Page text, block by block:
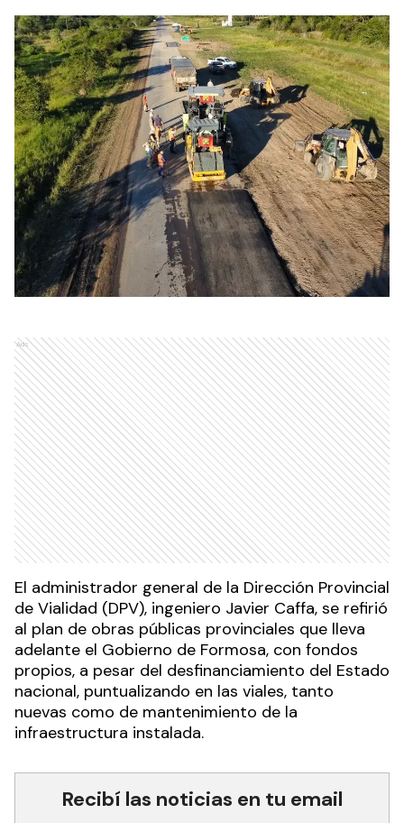
Ads
El administrador general de la Dirección Provincial
de Vialidad (DPV), ingeniero Javier Caffa, se refirió
al plan de obras públicas provinciales que lleva
adelante el Gobierno de Formosa, con fondos
propios, a pesar del desfinanciamiento del Estado
nacional, puntualizando en las viales, tanto
nuevas como de mantenimiento de la
infraestructura instalada.
Recibí las noticias en tu email